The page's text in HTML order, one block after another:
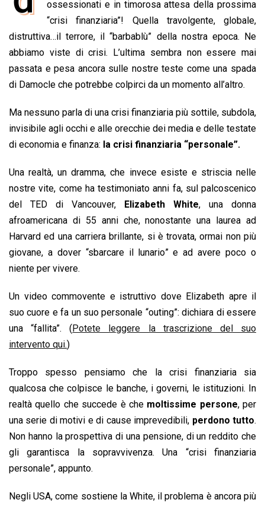
e
o
o
k
t
s
A
p
p
k
e
d
I
n
e
a
d
i
y
L
i
n
k
n
t
ossessionati e in timorosa attesa della prossima
“crisi finanziaria”! Quella travolgente, globale,
distruttiva…il terrore, il “barbablù” della nostra epoca. Ne
abbiamo viste di crisi. L’ultima sembra non essere mai
passata e pesa ancora sulle nostre teste come una spada
di Damocle che potrebbe colpirci da un momento all’altro.
Ma nessuno parla di una crisi finanziaria più sottile, subdola,
invisibile agli occhi e alle orecchie dei media e delle testate
di economia e finanza: la crisi finanziaria “personale”.
Una realtà, un dramma, che invece esiste e striscia nelle
nostre vite, come ha testimoniato anni fa, sul palcoscenico
del TED di Vancouver, Elizabeth White, una donna
afroamericana di 55 anni che, nonostante una laurea ad
Harvard ed una carriera brillante, si è trovata, ormai non più
giovane, a dover “sbarcare il lunario” e ad avere poco o
niente per vivere.
Un video commovente e istruttivo dove Elizabeth apre il
suo cuore e fa un suo personale “outing”: dichiara di essere
una “fallita”. (Potete leggere la trascrizione del suo
intervento qui.)
Troppo spesso pensiamo che la crisi finanziaria sia
qualcosa che colpisce le banche, i governi, le istituzioni. In
realtà quello che succede è che moltissime persone, per
una serie di motivi e di cause imprevedibili, perdono tutto.
Non hanno la prospettiva di una pensione, di un reddito che
gli garantisca la sopravvivenza. Una “crisi finanziaria
personale”, appunto.
Negli USA, come sostiene la White, il problema è ancora più